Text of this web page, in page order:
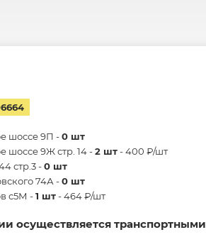
шоссе 9П -0 шт
шоссе 9Ж стр. 14 -2 шт- 400 ₽/шт
стр.3 -0 шт
74А -0 шт
с5М -1 шт- 464 ₽/шт
осуществляется транспортными